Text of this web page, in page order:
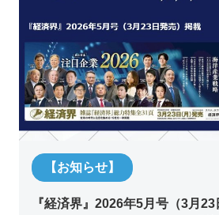
【お知らせ】
『経済界』2026年5月号（3月